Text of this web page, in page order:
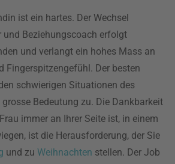
ist ein hartes. Der Wechsel
und Beziehungscoach erfolgt
und verlangt ein hohes Mass an
Fingerspitzengefühl. Der besten
schwierigen Situationen des
Bedeutung zu. Die Dankbarkeit
immer an Ihrer Seite ist, in einem
ist die Herausforderung, der Sie
und zu Weihnachten stellen. Der Job